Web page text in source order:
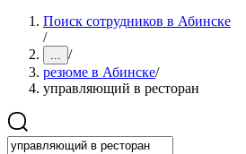
Поиск сотрудников в Абинске
/
... /
резюме в Абинске/
управляющий в ресторан